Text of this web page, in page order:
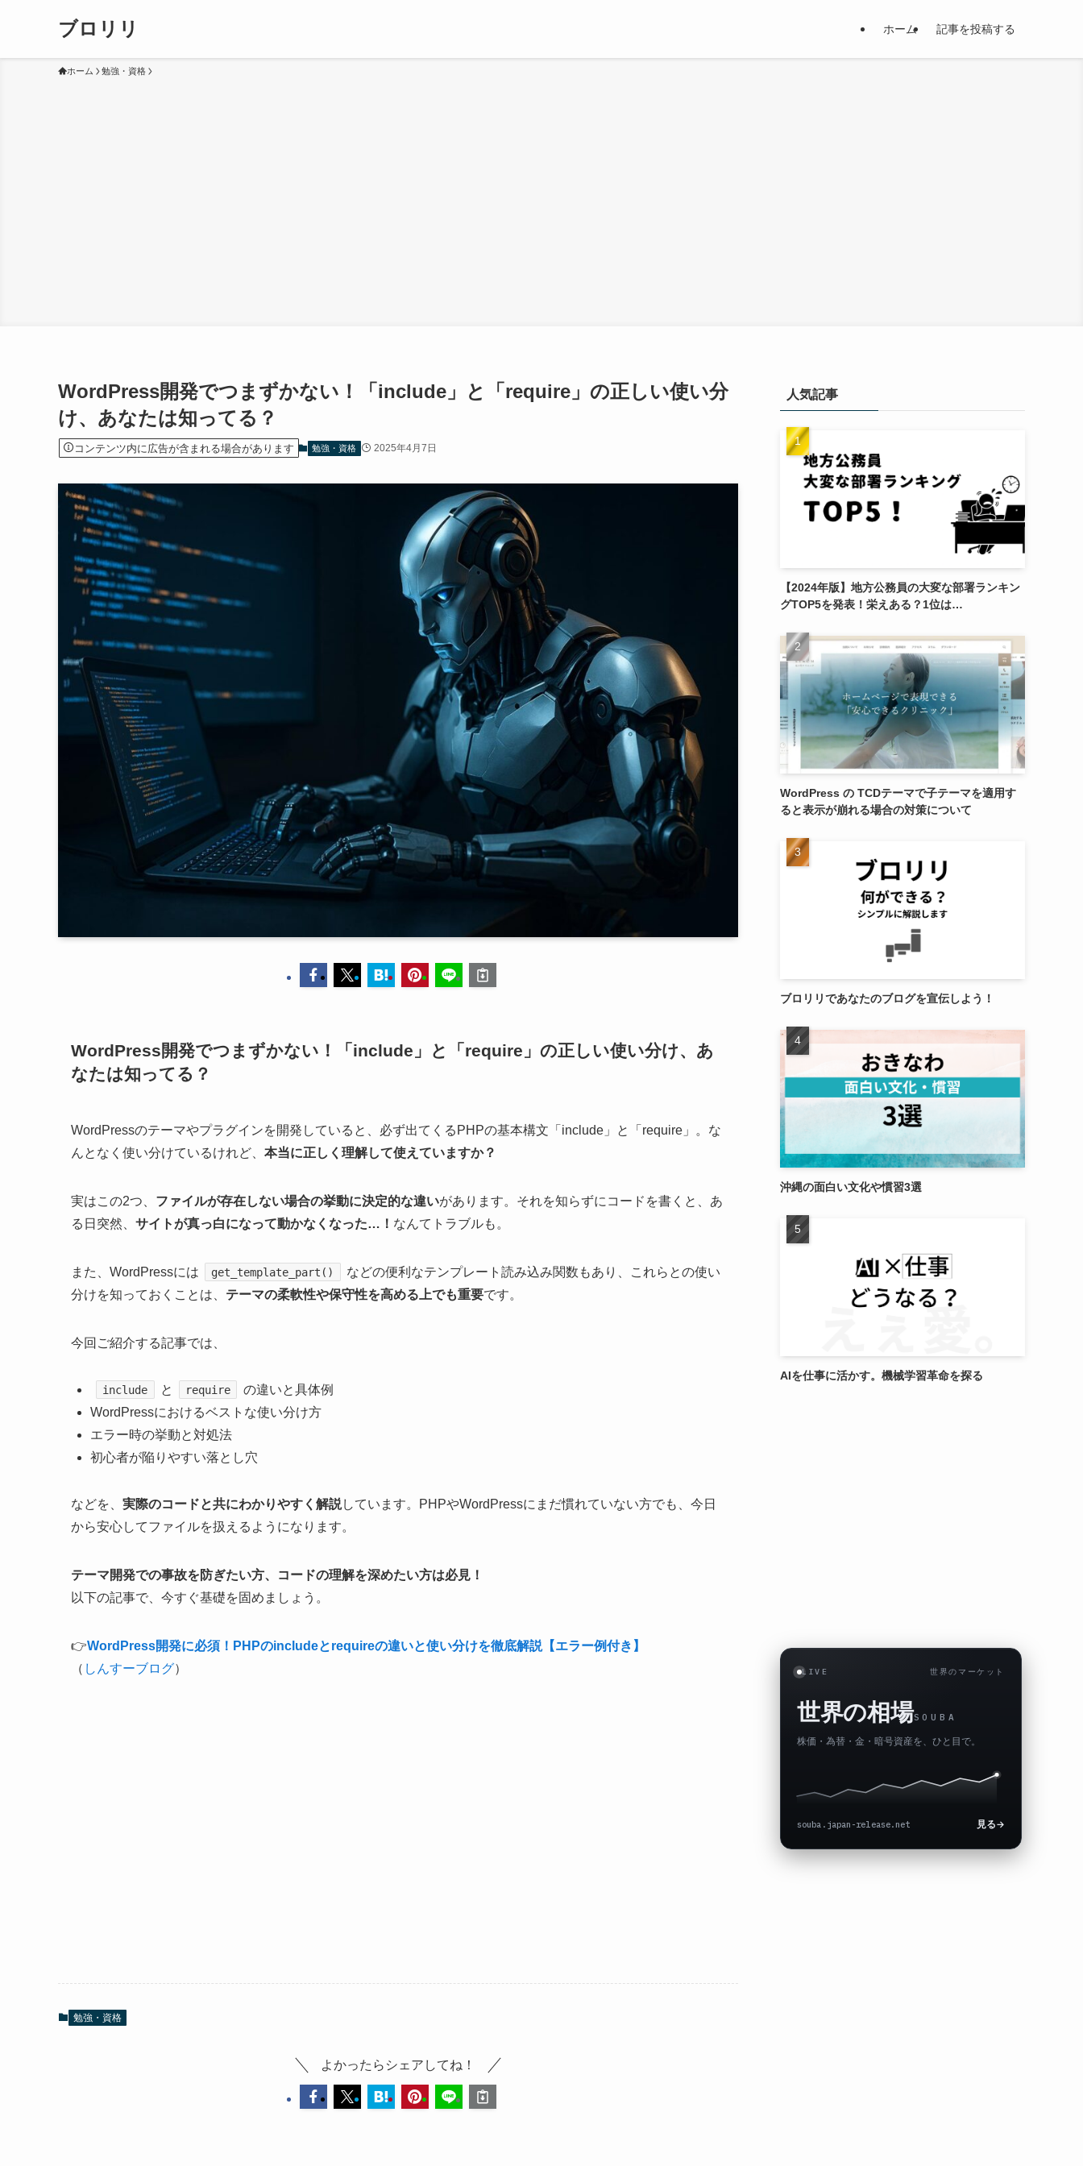
ブロリリ ホーム 記事を投稿する
ホーム 勉強・資格
WordPress開発でつまずかない！「include」と「require」の正しい使い分
け、あなたは知ってる？
コンテンツ内に広告が含まれる場合があります 勉強・資格 2025年4月7日
WordPress開発でつまずかない！「include」と「require」の正しい使い分け、あ
なたは知ってる？
WordPressのテーマやプラグインを開発していると、必ず出てくるPHPの基本構文「include」と「require」。な
んとなく使い分けているけれど、 本当に正しく理解して使えていますか？
実はこの2つ、 ファイルが存在しない場合の挙動に決定的な違いがあります。それを知らずにコードを書くと、あ
る日突然、 サイトが真っ白になって動かなくなった…！ なんてトラブルも。
また、WordPressには get_template_part()
などの便利なテンプレート読み込み関数もあり、これらとの使い
分けを知っておくことは、 テーマの柔軟性や保守性を高める上でも重要です。
今回ご紹介する記事では、
include と require
の違いと具体例
WordPressにおけるベストな使い分け方
エラー時の挙動と対処法
初心者が陥りやすい落とし穴
などを、 実際のコードと共にわかりやすく解説しています。PHPやWordPressにまだ慣れていない方でも、今日
から安心してファイルを扱えるようになります。
テーマ開発での事故を防ぎたい方、コードの理解を深めたい方は必見！
以下の記事で、今すぐ基礎を固めましょう。
👉WordPress開発に必須！PHPのincludeとrequireの違いと使い分けを徹底解説【エラー例付き】
（ しんすーブログ）
勉強・資格
よかったらシェアしてね！
人気記事
【2024年版】地方公務員の大変な部署ランキン
グTOP5を発表！栄えある？1位は…
WordPress の TCDテーマで子テーマを適用す
ると表示が崩れる場合の対策について
ブロリリであなたのブログを宣伝しよう！
沖縄の面白い文化や慣習3選
AIを仕事に活かす。機械学習革命を探る
LIVE 世界のマーケット
世界の相場SOUBA
株価・為替・金・暗号資産を、ひと目で。
souba.japan-release.net 見る→